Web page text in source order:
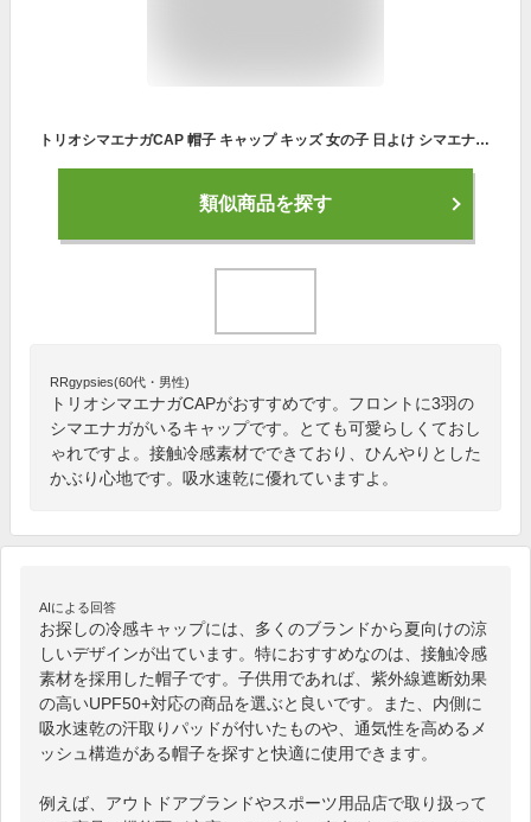
トリオシマエナガCAP 帽子 キャップ キッズ 女の子 日よけ シマエナガ トリオ ハート 接触冷感 速乾 54cm サイズ調整可能 暑さ対策 熱中症対策 猛暑対策 UV対策 親子 姉妹 かわいい おしゃれ ギフト プレゼント
類似商品を探す
RRgypsies(60代・男性)
トリオシマエナガCAPがおすすめです。フロントに3羽の
シマエナガがいるキャップです。とても可愛らしくておし
ゃれですよ。接触冷感素材でできており、ひんやりとした
かぶり心地です。吸水速乾に優れていますよ。
AIによる回答
お探しの冷感キャップには、多くのブランドから夏向けの涼
しいデザインが出ています。特におすすめなのは、接触冷感
素材を採用した帽子です。子供用であれば、紫外線遮断効果
の高いUPF50+対応の商品を選ぶと良いです。また、内側に
吸水速乾の汗取りパッドが付いたものや、通気性を高めるメ
ッシュ構造がある帽子を探すと快適に使用できます。
例えば、アウトドアブランドやスポーツ用品店で取り扱って